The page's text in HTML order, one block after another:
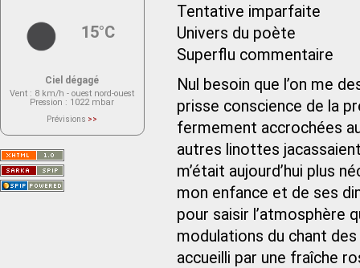
Tentative imparfaite
Univers du poète
Superflu commentaire
Nul besoin que l’on me
prisse conscience de la
fermement accrochées
autres linottes jacassaient
m’était aujourd’hui plus
mon enfance et de ses
pour saisir l’atmosphère
modulations du chant
accueilli par une fraîche
15°C
Ciel dégagé
Vent : 8 km/h - ouest nord-ouest
Pression : 1022 mbar
Prévisions >>
actuellement aucune prévision
Saint-Nom.
Veuillez consulter le message du
service ci-dessous.
(401 - Invalid API key. Please see
https://openweathermap.org/faq#error401